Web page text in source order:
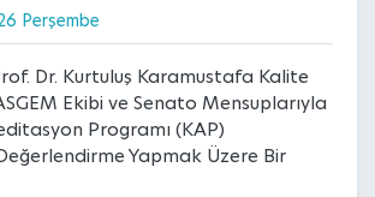
Perşembe
Dr. Kurtuluş Karamustafa Kalite
Ekibi ve Senato Mensuplarıyla
Programı (KAP)
Yapmak Üzere Bir